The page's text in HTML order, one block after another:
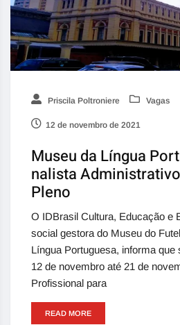
Priscila Poltroniere Vagas
12 de novembro de 2021
Museu da Língua
nalista
Pleno
O IDBrasil Cultura, Educação e
social gestora do Museu do
Língua Portuguesa, informa que
12 de novembro até 21 de
Profissional para
READ MORE